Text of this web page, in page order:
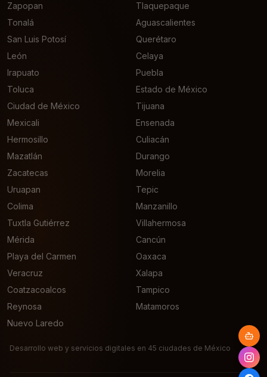
Zapopan
Tlaquepaque
Tonalá
Aguascalientes
San Luis Potosí
Querétaro
León
Celaya
Irapuato
Puebla
Toluca
Estado de México
Ciudad de México
Tijuana
Mexicali
Ensenada
Hermosillo
Culiacán
Mazatlán
Durango
Zacatecas
Morelia
Uruapan
Tepic
Colima
Manzanillo
Tuxtla Gutiérrez
Villahermosa
Mérida
Cancún
Playa del Carmen
Oaxaca
Veracruz
Xalapa
Coatzacoalcos
Tampico
Reynosa
Matamoros
Nuevo Laredo
Desarrollo web y servicios digitales en 45 ciudades de México